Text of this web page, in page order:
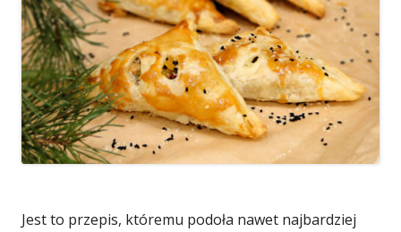
Jest to przepis, któremu podoła nawet najbardziej